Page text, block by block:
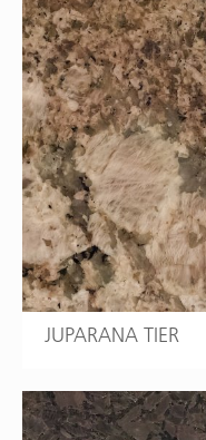
JUPARANA TIER